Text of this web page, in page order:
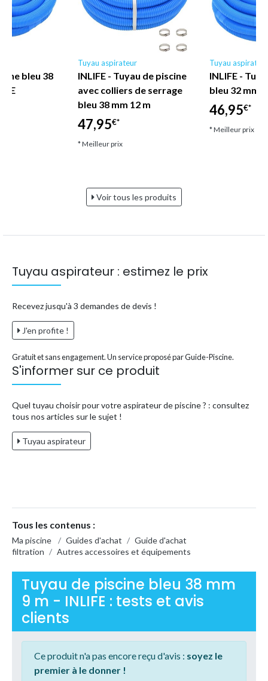
bleu 38
Tuyau aspirateur
INLIFE - Tuyau de piscine
avec colliers de serrage
bleu 38 mm 12 m
47,95€*
* Meilleur prix
Tuyau aspirateur
INLIFE -
bleu 32 mm
46,95€*
* Meilleur prix
Voir tous les produits
Tuyau aspirateur : estimez le prix
Recevez jusqu'à 3 demandes de devis !
J'en profite !
Gratuit et sans engagement. Un service proposé par Guide-Piscine.
S'informer sur ce produit
Quel tuyau choisir pour votre aspirateur de piscine ? : consultez
tous nos articles sur le sujet !
Tuyau aspirateur
Tous les contenus :
Ma piscine / Guides d'achat / Guide d'achat
filtration / Autres accessoires et équipements
Tuyau de piscine bleu 38 mm
9 m - INLIFE : tests et avis
clients
Ce produit n'a pas encore reçu d'avis : soyez le
premier à le donner !